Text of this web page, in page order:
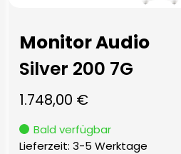
Monitor Audio
Silver 200 7G
1.748,00 €
Bald verfügbar
Lieferzeit: 3-5 Werktage